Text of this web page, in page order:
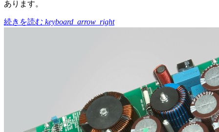
あります。
続きを読む keyboard_arrow_right